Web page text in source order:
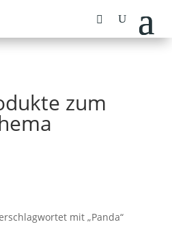
zum
mit „Panda“